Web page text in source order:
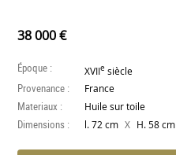
38 000 €
Époque : XVIIe siècle
Provenance : France
Materiaux : Huile sur toile
Dimensions : l. 72 cm X H. 58 cm